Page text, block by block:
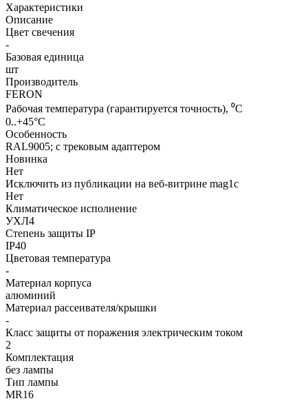
Характеристики
Описание
Цвет свечения
-
Базовая единица
шт
Производитель
FERON
Рабочая температура (гарантируется точность), ⁰С
0..+45°C
Особенность
RAL9005; с трековым адаптером
Новинка
Нет
Исключить из публикации на веб-витрине mag1c
Нет
Климатическое исполнение
УХЛ4
Степень защиты IP
IP40
Цветовая температура
-
Материал корпуса
алюминий
Материал рассеивателя/крышки
-
Класс защиты от поражения электрическим током
2
Комплектация
без лампы
Тип лампы
MR16